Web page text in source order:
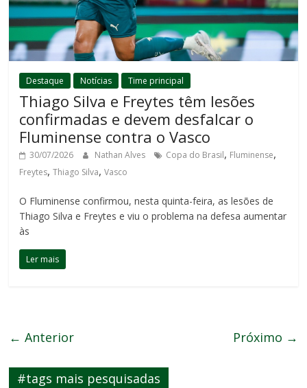
Destaque Notícias Time principal
Thiago Silva e Freytes têm lesões
confirmadas e devem desfalcar o
Fluminense contra o Vasco
30/07/2026 Nathan Alves Copa do Brasil, Fluminense,
Freytes,Thiago Silva,Vasco
O Fluminense confirmou, nesta quinta-feira, as lesões de
Thiago Silva e Freytes e viu o problema na defesa aumentar
às
Ler mais
← Anterior Próximo →
#tags mais pesquisadas